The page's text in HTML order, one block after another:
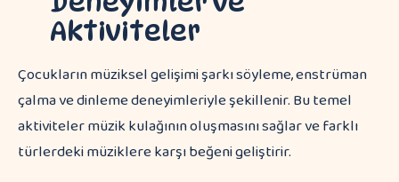
Aktiviteler
Çocukların müziksel gelişimi şarkı söyleme, enstrüman
çalma ve dinleme deneyimleriyle şekillenir. Bu temel
aktiviteler müzik kulağının oluşmasını sağlar ve farklı
türlerdeki müziklere karşı beğeni geliştirir.